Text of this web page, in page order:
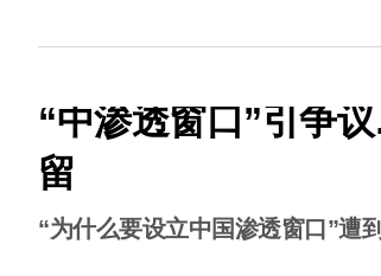
“中渗透窗口”引争
留
“为什么要设立中国渗透窗口”遭